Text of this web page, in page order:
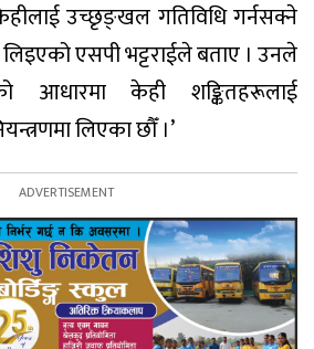
केहीलाई उच्छृङ्खल गतिविधि गर्नसक्ने
एसपी भट्टराईले बताए । उनले
आधारमा केही शङ्कितहरूलाई
लिएका छौँ ।’